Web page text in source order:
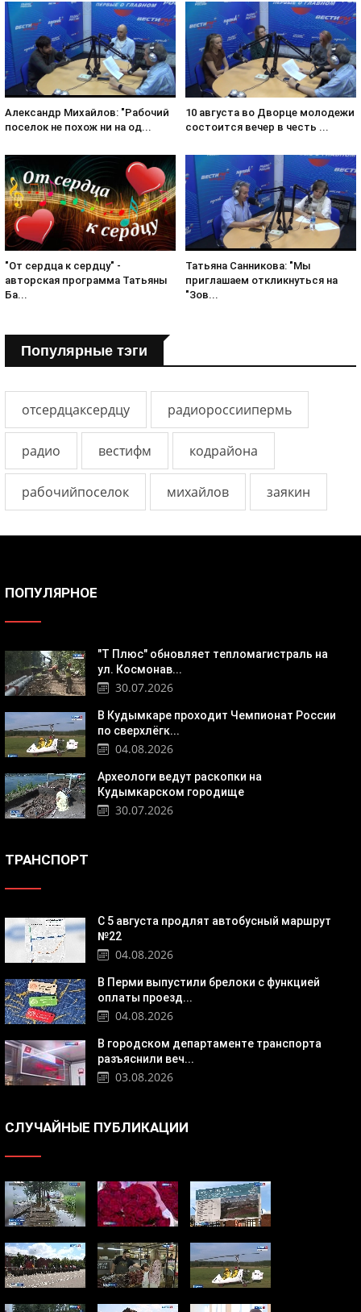
Александр Михайлов: "Рабочий
поселок не похож ни на од...
10 августа во Дворце молодежи
состоится вечер в честь ...
"От сердца к сердцу" -
авторская программа Татьяны
Ба...
Татьяна Санникова: "Мы
приглашаем откликнуться на
"Зов...
Популярные тэги
отсердцаксердцу радиороссиипермь
радио вестифм кодрайона
рабочийпоселок михайлов заякин
ПОПУЛЯРНОЕ
"Т Плюс" обновляет тепломагистраль на
ул. Космонав...
30.07.2026
В Кудымкаре проходит Чемпионат России
по сверхлёгк...
04.08.2026
Археологи ведут раскопки на
Кудымкарском городище
30.07.2026
ТРАНСПОРТ
С 5 августа продлят автобусный маршрут
№22
04.08.2026
В Перми выпустили брелоки с функцией
оплаты проезд...
04.08.2026
В городском департаменте транспорта
разъяснили веч...
03.08.2026
СЛУЧАЙНЫЕ ПУБЛИКАЦИИ